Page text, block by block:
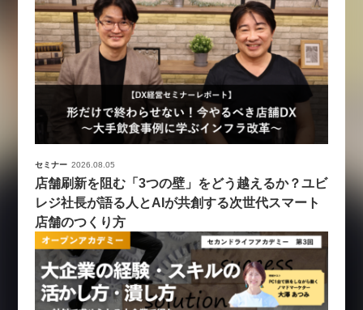
セミナー 2026.08.05
店舗刷新を阻む「3つの壁」をどう越えるか？ユビ
レジ社長が語る人とAIが共創する次世代スマート
店舗のつくり方